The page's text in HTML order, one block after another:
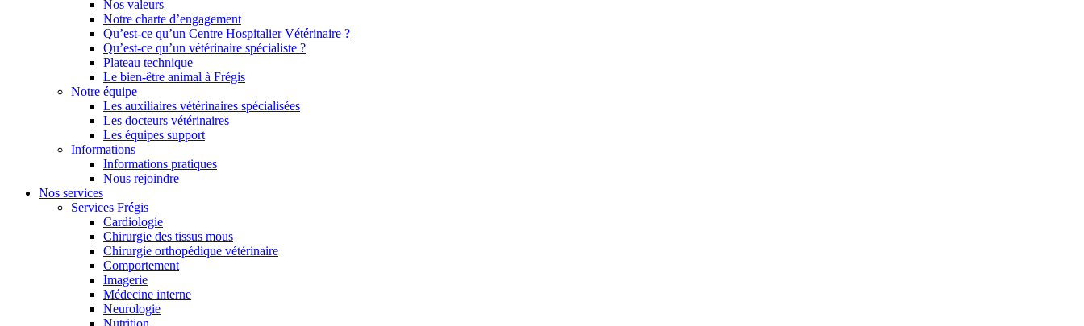
Nos valeurs
Notre charte d’engagement
Qu’est-ce qu’un Centre Hospitalier Vétérinaire ?
Qu’est-ce qu’un vétérinaire spécialiste ?
Plateau technique
Le bien-être animal à Frégis
Notre équipe
Les auxiliaires vétérinaires spécialisées
Les docteurs vétérinaires
Les équipes support
Informations
Informations pratiques
Nous rejoindre
Nos services
Services Frégis
Cardiologie
Chirurgie des tissus mous
Chirurgie orthopédique vétérinaire
Comportement
Imagerie
Médecine interne
Neurologie
Nutrition